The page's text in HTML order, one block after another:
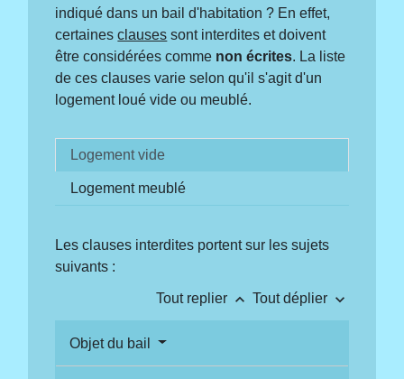
indiqué dans un bail d'habitation ? En effet,
certainesclauses sont interdites et doivent
être considérées comme non écrites. La liste
de ces clauses varie selon qu'il s'agit d'un
logement loué vide ou meublé.
Logement vide
Logement meublé
Les clauses interdites portent sur les sujets
suivants :
Tout replier keyboard_arrow_up Tout déplier keyboard_arrow_down
Objet du bail